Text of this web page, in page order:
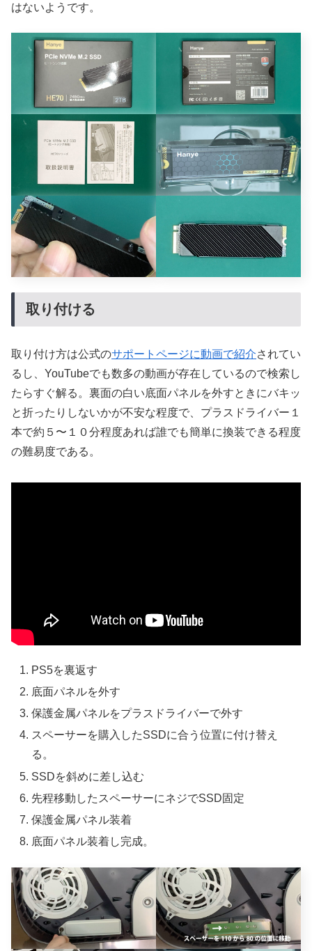
はないようです。
取り付ける
取り付け方は公式のサポートページに動画で紹介されてい
るし、YouTubeでも数多の動画が存在しているので検索し
たらすぐ解る。裏面の白い底面パネルを外すときにバキッ
と折ったりしないかが不安な程度で、プラスドライバー１
本で約５〜１０分程度あれば誰でも簡単に換装できる程度
の難易度である。
PS5を裏返す
底面パネルを外す
保護金属パネルをプラスドライバーで外す
スペーサーを購入したSSDに合う位置に付け替え
る。
SSDを斜めに差し込む
先程移動したスペーサーにネジでSSD固定
保護金属パネル装着
底面パネル装着し完成。